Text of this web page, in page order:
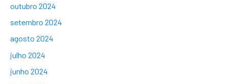
outubro 2024
setembro 2024
agosto 2024
julho 2024
junho 2024